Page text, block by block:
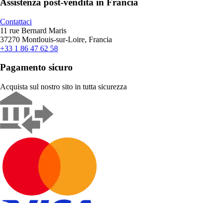
Assistenza post-vendita in Francia
Contattaci
11 rue Bernard Maris
37270 Montlouis-sur-Loire, Francia
+33 1 86 47 62 58
Pagamento sicuro
Acquista sul nostro sito in tutta sicurezza